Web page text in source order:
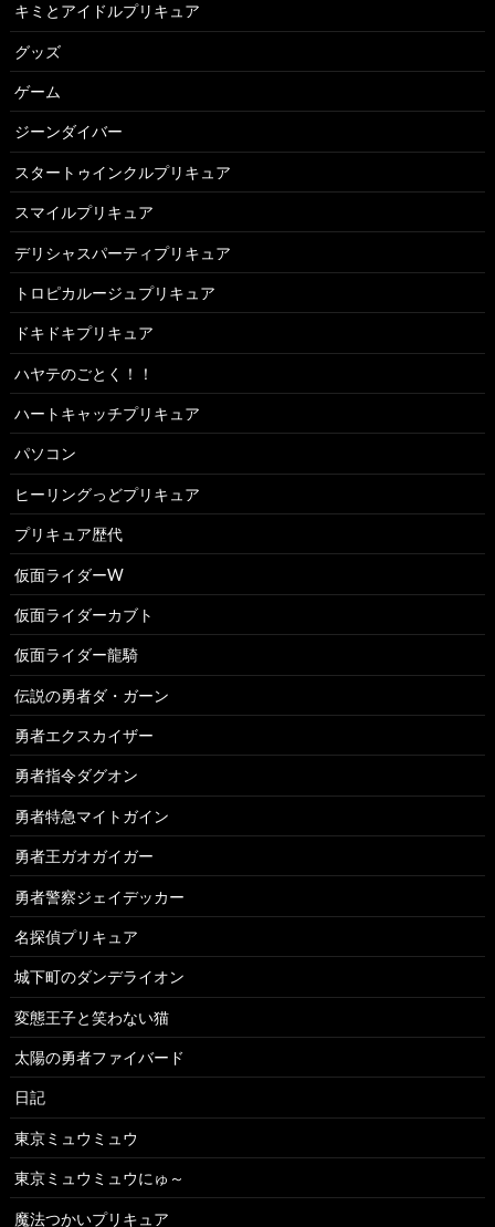
キミとアイドルプリキュア
グッズ
ゲーム
ジーンダイバー
スタートゥインクルプリキュア
スマイルプリキュア
デリシャスパーティプリキュア
トロピカルージュプリキュア
ドキドキプリキュア
ハヤテのごとく！！
ハートキャッチプリキュア
パソコン
ヒーリングっどプリキュア
プリキュア歴代
仮面ライダーW
仮面ライダーカブト
仮面ライダー龍騎
伝説の勇者ダ・ガーン
勇者エクスカイザー
勇者指令ダグオン
勇者特急マイトガイン
勇者王ガオガイガー
勇者警察ジェイデッカー
名探偵プリキュア
城下町のダンデライオン
変態王子と笑わない猫
太陽の勇者ファイバード
日記
東京ミュウミュウ
東京ミュウミュウにゅ～
魔法つかいプリキュア